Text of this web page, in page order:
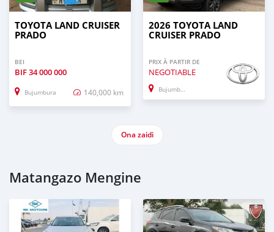
TOYOTA LAND CRUISER
PRADO
BEI
BIF34 000 000
Bujumbura 140,000 km
2026 TOYOTA LAND
CRUISER PRADO
PRIX À PARTIR DE
NEGOTIABLE
Bujumbura
Ona zaidi
Matangazo Mengine